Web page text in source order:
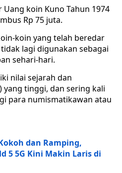
Uang koin Kuno Tahun 1974
Rp 75 juta.
koin yang telah beredar
lagi digunakan sebagai
sehari-hari.
nilai sejarah dan
tinggi, dan sering kali
para numismatikawan atau
dan Ramping,
5 5G Kini Makin Laris di